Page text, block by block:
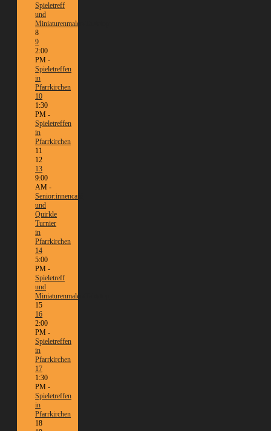
Spieletreff
und
Miniaturenmalen/Tabletop
8
9
2:00
PM -
Spieletreffen
in
Pfarrkirchen
10
1:30
PM -
Spieletreffen
in
Pfarrkirchen
11
12
13
9:00
AM -
Senior:innencafé
und
Quirkle
Turnier
in
Pfarrkirchen
14
5:00
PM -
Spieletreff
und
Miniaturenmalen/Tabletop
15
16
2:00
PM -
Spieletreffen
in
Pfarrkirchen
17
1:30
PM -
Spieletreffen
in
Pfarrkirchen
18